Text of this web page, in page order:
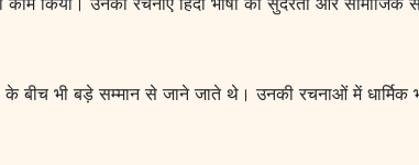
भी बड़े सम्मान से जाने जाते थे। उनकी रचनाओं में धार्मिक